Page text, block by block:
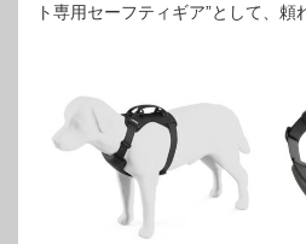
ト専用セーフティギア”として、頼